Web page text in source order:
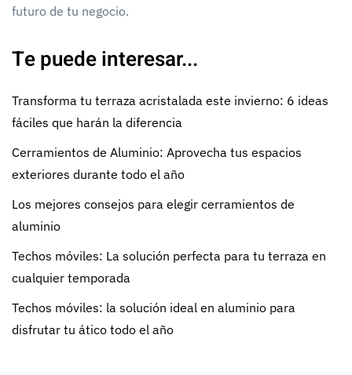
futuro de tu negocio.
Te puede interesar...
Transforma tu terraza acristalada este invierno: 6 ideas
fáciles que harán la diferencia
Cerramientos de Aluminio: Aprovecha tus espacios
exteriores durante todo el año
Los mejores consejos para elegir cerramientos de
aluminio
Techos móviles: La solución perfecta para tu terraza en
cualquier temporada
Techos móviles: la solución ideal en aluminio para
disfrutar tu ático todo el año